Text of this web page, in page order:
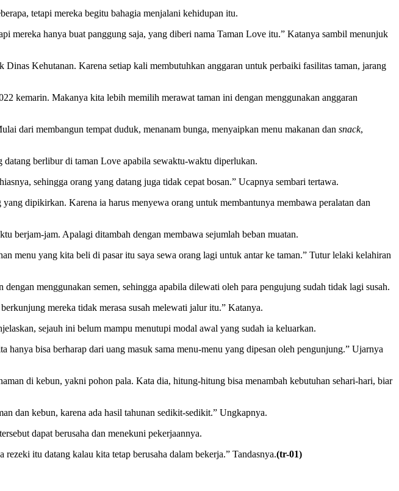
tetapi mereka begitu bahagia menjalani kehidupan itu.
hanya buat panggung saja, yang diberi nama Taman Love itu.” Katanya sambil menunjuk
Kehutanan. Karena setiap kali membutuhkan anggaran untuk perbaiki fasilitas taman, jarang
kemarin. Makanya kita lebih memilih merawat taman ini dengan menggunakan anggaran
dari membangun tempat duduk, menanam bunga, menyaipkan menu makanan dan snack,
berlibur di taman Love apabila sewaktu-waktu diperlukan.
sehingga orang yang datang juga tidak cepat bosan.” Ucapnya sembari tertawa.
dipikirkan. Karena ia harus menyewa orang untuk membantunya membawa peralatan dan
berjam-jam. Apalagi ditambah dengan membawa sejumlah beban muatan.
menu yang kita beli di pasar itu saya sewa orang lagi untuk antar ke taman.” Tutur lelaki kelahiran
menggunakan semen, sehingga apabila dilewati oleh para pengujung sudah tidak lagi susah.
mereka tidak merasa susah melewati jalur itu.” Katanya.
sejauh ini belum mampu menutupi modal awal yang sudah ia keluarkan.
hanya bisa berharap dari uang masuk sama menu-menu yang dipesan oleh pengunjung.” Ujarnya
di kebun, yakni pohon pala. Kata dia, hitung-hitung bisa menambah kebutuhan sehari-hari, biar
dan kebun, karena ada hasil tahunan sedikit-sedikit.” Ungkapnya.
dapat berusaha dan menekuni pekerjaannya.
itu datang kalau kita tetap berusaha dalam bekerja.” Tandasnya.(tr-01)